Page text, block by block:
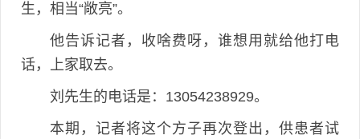
生，相当“敞亮”。
他告诉记者，收啥费呀，谁想用就给他打电
话，上家取去。
刘先生的电话是：13054238929。
本期，记者将这个方子再次登出，供患者试